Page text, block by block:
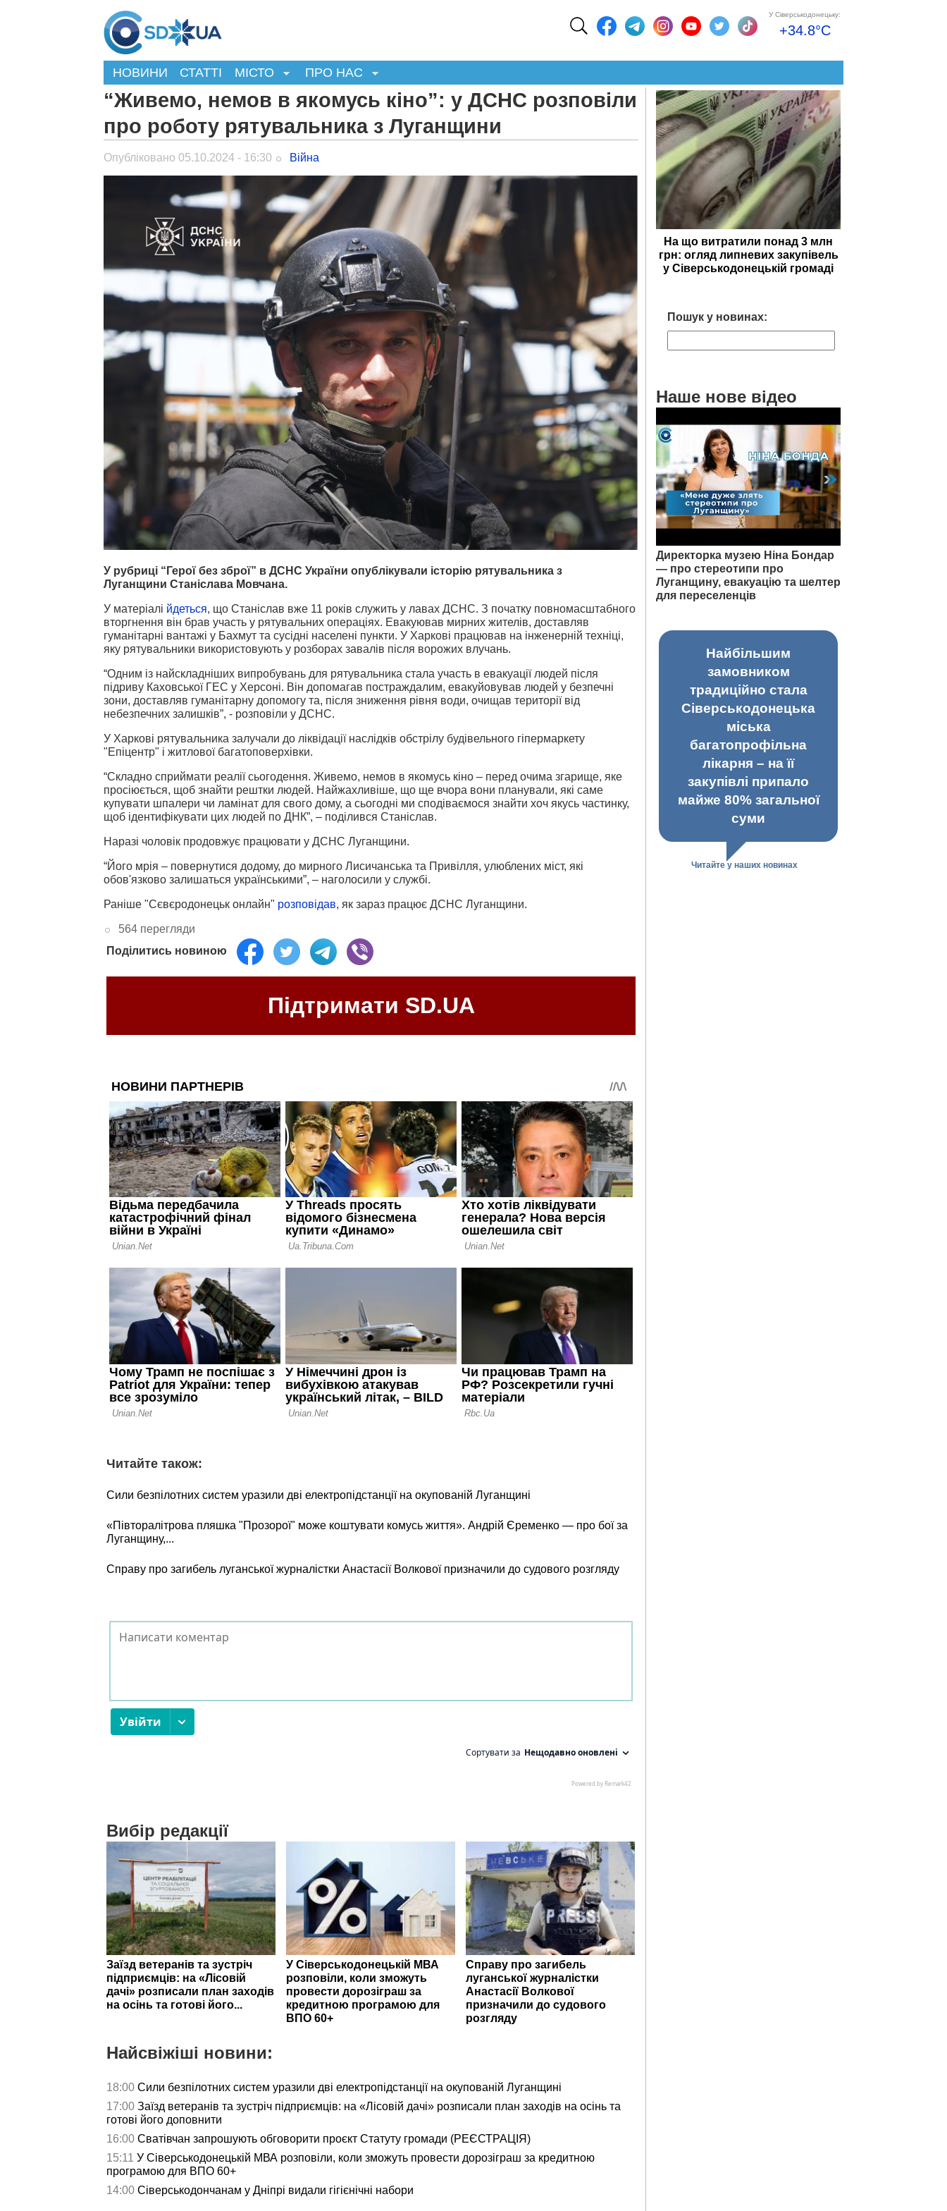
У Сіверськодонецьку:
+34.8°C
НОВИНИ СТАТТІ МІСТО ПРО НАС
“Живемо, немов в якомусь кіно”: у ДСНС розповіли
про роботу рятувальника з Луганщини
Опубліковано 05.10.2024 - 16:30 Війна
У рубриці “Герої без зброї” в ДСНС України опублікували історію рятувальника з
Луганщини Станіслава Мовчана.
У матеріалі йдеться, що Станіслав вже 11 років служить у лавах ДСНС. З початку повномасштабного
вторгнення він брав участь у рятувальних операціях. Евакуював мирних жителів, доставляв
гуманітарні вантажі у Бахмут та сусідні населені пункти. У Харкові працював на інженерній техніці,
яку рятувальники використовують у розборах завалів після ворожих влучань.
“Одним із найскладніших випробувань для рятувальника стала участь в евакуації людей після
підриву Каховської ГЕС у Херсоні. Він допомагав постраждалим, евакуйовував людей у безпечні
зони, доставляв гуманітарну допомогу та, після зниження рівня води, очищав території від
небезпечних залишків”, - розповіли у ДСНС.
У Харкові рятувальника залучали до ліквідації наслідків обстрілу будівельного гіпермаркету
"Епіцентр" і житлової багатоповерхівки.
“Складно сприймати реалії сьогодення. Живемо, немов в якомусь кіно – перед очима згарище, яке
просіюється, щоб знайти рештки людей. Найжахливіше, що ще вчора вони планували, які саме
купувати шпалери чи ламінат для свого дому, а сьогодні ми сподіваємося знайти хоч якусь частинку,
щоб ідентифікувати цих людей по ДНК”, – поділився Станіслав.
Наразі чоловік продовжує працювати у ДСНС Луганщини.
“Його мрія – повернутися додому, до мирного Лисичанська та Привілля, улюблених міст, які
обов'язково залишаться українськими”, – наголосили у службі.
Раніше "Сєвєродонецьк онлайн" розповідав, як зараз працює ДСНС Луганщини.
564 перегляди
Поділитись новиною
Підтримати SD.UA
Читайте також:
Сили безпілотних систем уразили дві електропідстанції на окупованій Луганщині
«Півторалітрова пляшка "Прозорої" може коштувати комусь життя». Андрій Єременко — про бої за
Луганщину,...
Справу про загибель луганської журналістки Анастасії Волкової призначили до судового розгляду
Вибір редакції
Заїзд ветеранів та зустріч
підприємців: на «Лісовій
дачі» розписали план заходів
на осінь та готові його...
У Сіверськодонецькій МВА
розповіли, коли зможуть
провести дорозіграш за
кредитною програмою для
ВПО 60+
Справу про загибель
луганської журналістки
Анастасії Волкової
призначили до судового
розгляду
Найсвіжіші новини:
18:00 Сили безпілотних систем уразили дві електропідстанції на окупованій Луганщині
17:00 Заїзд ветеранів та зустріч підприємців: на «Лісовій дачі» розписали план заходів на осінь та
готові його доповнити
16:00 Сватівчан запрошують обговорити проєкт Статуту громади (РЕЄСТРАЦІЯ)
15:11 У Сіверськодонецькій МВА розповіли, коли зможуть провести дорозіграш за кредитною
програмою для ВПО 60+
14:00 Сіверськодончанам у Дніпрі видали гігієнічні набори
На що витратили понад 3 млн
грн: огляд липневих закупівель
у Сіверськодонецькій громаді
Пошук у новинах:
Наше нове відео
Директорка музею Ніна Бондар
— про стереотипи про
Луганщину, евакуацію та шелтер
для переселенців
Найбільшим
замовником
традиційно стала
Сіверськодонецька
міська
багатопрофільна
лікарня – на її
закупівлі припало
майже 80% загальної
суми
Читайте у наших новинах